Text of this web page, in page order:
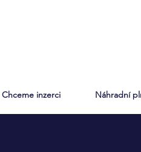
Chceme inzerci Náhradní